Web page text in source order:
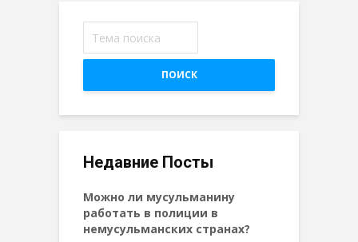
ПОИСК
Недавние Посты
Можно ли мусульманину
работать в полиции в
немусульманских странах?